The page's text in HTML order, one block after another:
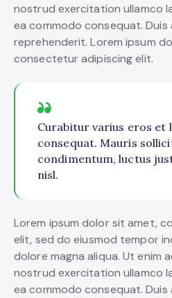
nostrud exercitation ullamco
ea commodo consequat.
reprehenderit. Lorem ipsum
consectetur adipiscing elit.
Curabitur varius eros et
consequat. Mauris
condimentum, luctus
nisl.
Lorem ipsum dolor sit amet,
elit, sed do eiusmod tempor
dolore magna aliqua. Ut enim
nostrud exercitation ullamco
ea commodo consequat.